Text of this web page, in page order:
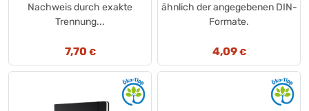
Nachweis durch exakte
Trennung...
7,70 €
ähnlich der angegebenen DIN-
Formate.
4,09€